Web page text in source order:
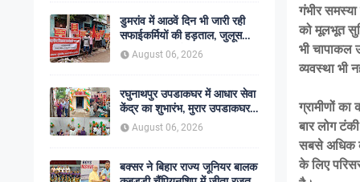
डुमरांव में आठवें दिन भी जारी रही
सफाईकर्मियों की हड़ताल, जुलूस
निकाल सरकार के खिलाफ किया
प्रदर्शन
August 06, 2026
रघुनाथपुर उपडाकघर में आधार सेवा
केंद्र का शुभारंभ, मुरार उपडाकघर
नए भवन में हुआ स्थानांतरित
August 06, 2026
बक्सर ने बिहार राज्य जूनियर बालक
गंभीर
को मूलभूत
भी चापाकल
व्यवस्था भी
ग्रामीणों
बार लोग
सबसे अधिक
के लिए